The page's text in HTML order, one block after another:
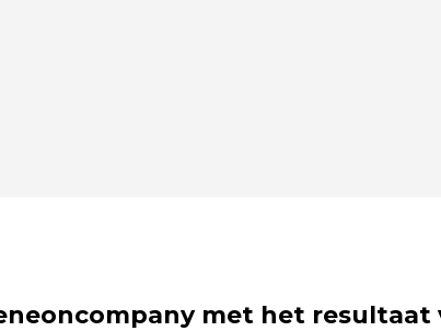
met het resultaat